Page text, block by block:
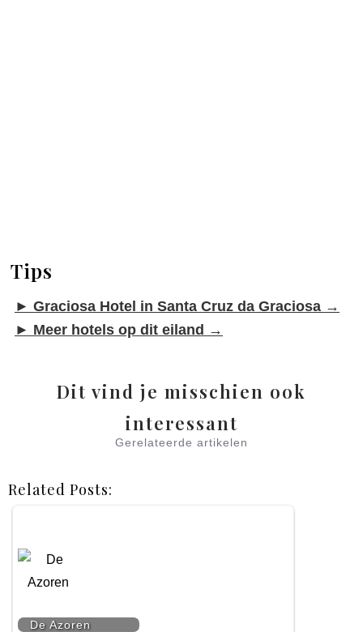
Tips
► Graciosa Hotel in Santa Cruz da Graciosa →
► Meer hotels op dit eiland →
Dit vind je misschien ook
interessant
Gerelateerde artikelen
Related Posts:
De Azoren